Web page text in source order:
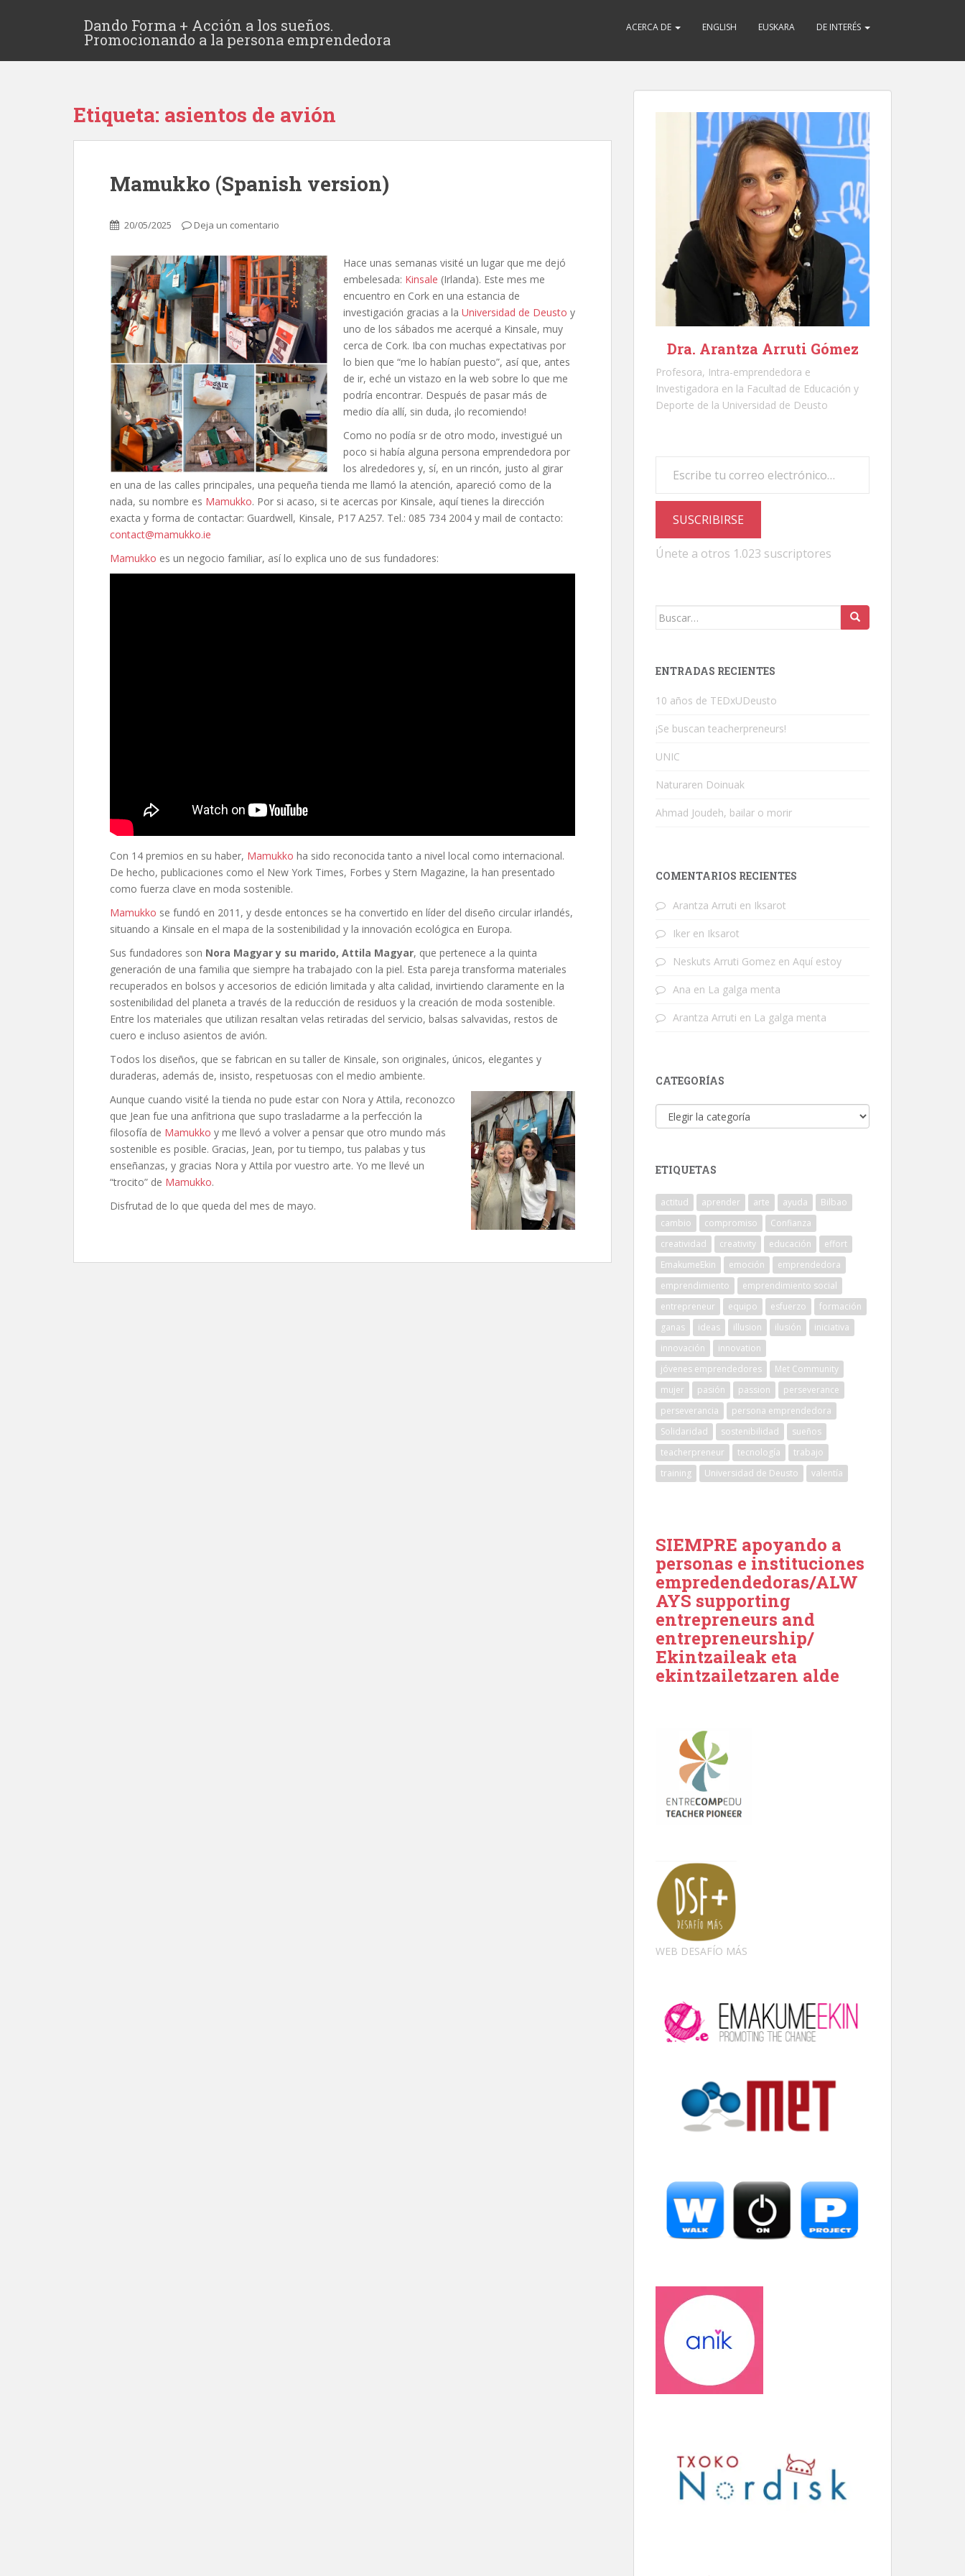
Dando Forma + Acción a los sueños.
Promocionando a la persona emprendedora
ACERCA DE ENGLISH EUSKARA DE INTERÉS
Etiqueta: asientos de avión
Mamukko (Spanish version)
20/05/2025 Deja un comentario
Hace unas semanas visité un lugar que me dejó
embelesada: Kinsale (Irlanda). Este mes me
encuentro en Cork en una estancia de
investigación gracias a la Universidad de Deusto y
uno de los sábados me acerqué a Kinsale, muy
cerca de Cork. Iba con muchas expectativas por
lo bien que “me lo habían puesto”, así que, antes
de ir, eché un vistazo en la web sobre lo que me
podría encontrar. Después de pasar más de
medio día allí, sin duda, ¡lo recomiendo!
Como no podía sr de otro modo, investigué un
poco si había alguna persona emprendedora por
los alrededores y, sí, en un rincón, justo al girar
en una de las calles principales, una pequeña tienda me llamó la atención, apareció como de la
nada, su nombre es Mamukko. Por si acaso, si te acercas por Kinsale, aquí tienes la dirección
exacta y forma de contactar: Guardwell, Kinsale, P17 A257. Tel.: 085 734 2004 y mail de contacto:
contact@mamukko.ie
Mamukko es un negocio familiar, así lo explica uno de sus fundadores:
Con 14 premios en su haber, Mamukko ha sido reconocida tanto a nivel local como internacional.
De hecho, publicaciones como el New York Times, Forbes y Stern Magazine, la han presentado
como fuerza clave en moda sostenible.
Mamukko se fundó en 2011, y desde entonces se ha convertido en líder del diseño circular irlandés,
situando a Kinsale en el mapa de la sostenibilidad y la innovación ecológica en Europa.
Sus fundadores son Nora Magyar y su marido, Attila Magyar, que pertenece a la quinta
generación de una familia que siempre ha trabajado con la piel. Esta pareja transforma materiales
recuperados en bolsos y accesorios de edición limitada y alta calidad, invirtiendo claramente en la
sostenibilidad del planeta a través de la reducción de residuos y la creación de moda sostenible.
Entre los materiales que utilizan resaltan velas retiradas del servicio, balsas salvavidas, restos de
cuero e incluso asientos de avión.
Todos los diseños, que se fabrican en su taller de Kinsale, son originales, únicos, elegantes y
duraderas, además de, insisto, respetuosas con el medio ambiente.
Aunque cuando visité la tienda no pude estar con Nora y Attila, reconozco
que Jean fue una anfitriona que supo trasladarme a la perfección la
filosofía de Mamukko y me llevó a volver a pensar que otro mundo más
sostenible es posible. Gracias, Jean, por tu tiempo, tus palabas y tus
enseñanzas, y gracias Nora y Attila por vuestro arte. Yo me llevé un
“trocito” de Mamukko.
Disfrutad de lo que queda del mes de mayo.
Dra. Arantza Arruti Gómez
Profesora, Intra-emprendedora e
Investigadora en la Facultad de Educación y
Deporte de la Universidad de Deusto
SUSCRIBIRSE
Únete a otros 1.023 suscriptores
Buscar:
ENTRADAS RECIENTES
10 años de TEDxUDeusto
¡Se buscan teacherpreneurs!
UNIC
Naturaren Doinuak
Ahmad Joudeh, bailar o morir
COMENTARIOS RECIENTES
Arantza Arruti en Iksarot
Iker en Iksarot
Neskuts Arruti Gomez en Aquí estoy
Ana en La galga menta
Arantza Arruti en La galga menta
CATEGORÍAS
Categorías
ETIQUETAS
actitud aprender arte ayuda
Bilbao
cambio
compromiso
Confianza
creatividad
creativity educación
effort
EmakumeEkin
emoción
emprendedora
emprendimiento
emprendimiento social
entrepreneur
equipo esfuerzo
formación
ganas
ideas illusion ilusión
iniciativa
innovación
innovation
jóvenes emprendedores
Met Community
mujer
pasión passion
perseverance
perseverancia
persona emprendedora
Solidaridad
sostenibilidad
sueños
teacherpreneur
tecnología
trabajo
training
Universidad de Deusto valentía
SIEMPRE apoyando a
personas e instituciones
empredendedoras/ALW
AYS supporting
entrepreneurs and
entrepreneurship/
Ekintzaileak eta
ekintzailetzaren alde
WEB DESAFÍO MÁS